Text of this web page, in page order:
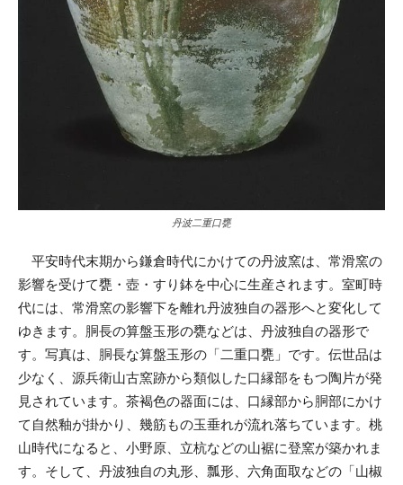
丹波二重口甕
平安時代末期から鎌倉時代にかけての丹波窯は、常滑窯の
影響を受けて甕・壺・すり鉢を中心に生産されます。室町時
代には、常滑窯の影響下を離れ丹波独自の器形へと変化して
ゆきます。胴長の算盤玉形の甕などは、丹波独自の器形で
す。写真は、胴長な算盤玉形の「二重口甕」です。伝世品は
少なく、源兵衛山古窯跡から類似した口縁部をもつ陶片が発
見されています。茶褐色の器面には、口縁部から胴部にかけ
て自然釉が掛かり、幾筋もの玉垂れが流れ落ちています。桃
山時代になると、小野原、立杭などの山裾に登窯が築かれま
す。そして、丹波独自の丸形、瓢形、六角面取などの「山椒